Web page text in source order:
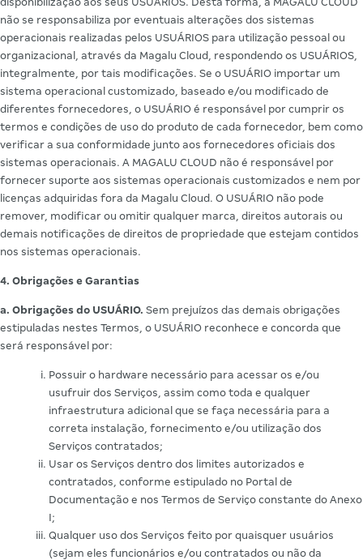
não se responsabiliza por eventuais alterações dos sistemas
operacionais realizadas pelos USUÁRIOS para utilização pessoal ou
organizacional, através da Magalu Cloud, respondendo os USUÁRIOS,
integralmente, por tais modificações. Se o USUÁRIO importar um
sistema operacional customizado, baseado e/ou modificado de
diferentes fornecedores, o USUÁRIO é responsável por cumprir os
termos e condições de uso do produto de cada fornecedor, bem como
verificar a sua conformidade junto aos fornecedores oficiais dos
sistemas operacionais. A MAGALU CLOUD não é responsável por
fornecer suporte aos sistemas operacionais customizados e nem por
licenças adquiridas fora da Magalu Cloud. O USUÁRIO não pode
remover, modificar ou omitir qualquer marca, direitos autorais ou
demais notificações de direitos de propriedade que estejam contidos
nos sistemas operacionais.
4. Obrigações e Garantias
a. Obrigações do USUÁRIO. Sem prejuízos das demais obrigações
estipuladas nestes Termos, o USUÁRIO reconhece e concorda que
será responsável por:
Possuir o hardware necessário para acessar os e/ou
usufruir dos Serviços, assim como toda e qualquer
infraestrutura adicional que se faça necessária para a
correta instalação, fornecimento e/ou utilização dos
Serviços contratados;
Usar os Serviços dentro dos limites autorizados e
contratados, conforme estipulado no Portal de
Documentação e nos Termos de Serviço constante do Anexo
I;
Qualquer uso dos Serviços feito por quaisquer usuários
(sejam eles funcionários e/ou contratados ou não da